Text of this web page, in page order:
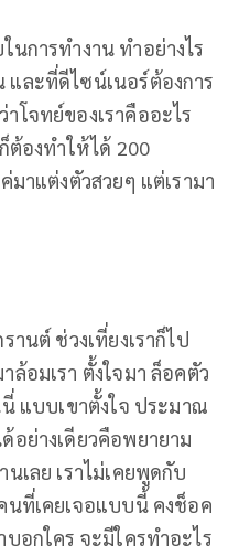
นการทำงาน ทำอย่างไร
ละที่ดีไซน์เนอร์ต้องการ
โจทย์ของเราคืออะไร
ต้องทำให้ได้ 200
มาแต่งตัวสวยๆ แต่เรามา
านต์ ช่วงเที่ยงเราก็ไป
อมเรา ตั้งใจมา ล็อคตัว
แบบเขาตั้งใจ ประมาณ
อย่างเดียวคือพยายาม
เลย เราไม่เคยพูดกับ
นที่เคยเจอแบบนี้ คงช็อค
อกใคร จะมีใครทำอะไร